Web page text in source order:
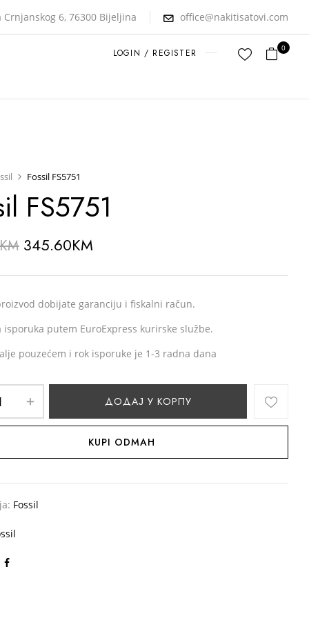
Crnjanskog 6, 76300 Bijeljina office@nakitisatovi.com
LOGIN / REGISTER 0
Fossil FS5751
FS5751
KM 345.60KM
dobijate garanciju i fiskalni račun.
isporuka putem EuroExpress kurirske službe.
pouzećem i rok isporuke je 1-3 radna dana
ДОДАЈ У КОРПУ
KUPI ODMAH
Fossil